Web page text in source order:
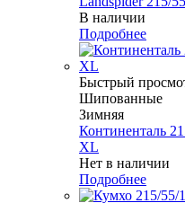
В наличии
Подробнее
Быстрый
Шипованные
Зимняя
Континенталь
XL
Нет в наличии
Подробнее